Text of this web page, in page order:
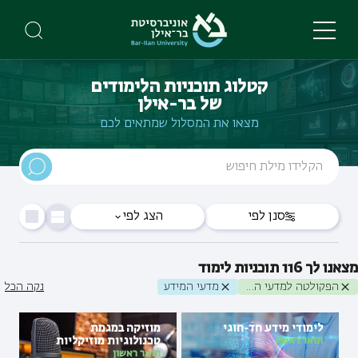
main
קטלוג תוכניות הלימודים
של בר-אילן
מצאו את המסלול שמתאים לכם
סנן לפי הצג לפי
הפקולטה למדעי הרוח מדעי המידע נקה הכל
מצאנו לך116 תוכניות לימוד
לימודי מידע חד-חוגי
תואר ראשון
מוזיקה במגמת
טכנולוגיות מוזיקליות
תואר ראשון